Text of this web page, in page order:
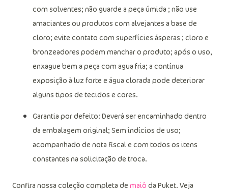
com solventes; não guarde a peça úmida ; não use
amaciantes ou produtos com alvejantes a base de
cloro; evite contato com superfícies ásperas ; cloro e
bronzeadores podem manchar o produto; após o uso,
enxague bem a peça com agua fria; a contínua
exposição à luz forte e água clorada pode deteriorar
alguns tipos de tecidos e cores.
Garantia por defeito: Deverá ser encaminhado dentro
da embalagem original; Sem indícios de uso;
acompanhado de nota fiscal e com todos os itens
constantes na solicitação de troca.
Confira nossa coleção completa de maiô da Puket. Veja